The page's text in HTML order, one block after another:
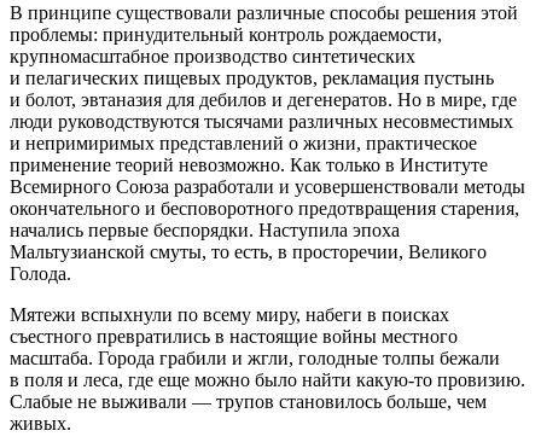
В принципе существовали различные способы решения этой
проблемы: принудительный контроль рождаемости,
крупномасштабное производство синтетических
и пелагических пищевых продуктов, рекламация пустынь
и болот, эвтаназия для дебилов и дегенератов. Но в мире, где
люди руководствуются тысячами различных несовместимых
и непримиримых представлений о жизни, практическое
применение теорий невозможно. Как только в Институте
Всемирного Союза разработали и усовершенствовали методы
окончательного и бесповоротного предотвращения старения,
начались первые беспорядки. Наступила эпоха
Мальтузианской смуты, то есть, в просторечии, Великого
Голода.
Мятежи вспыхнули по всему миру, набеги в поисках
съестного превратились в настоящие войны местного
масштаба. Города грабили и жгли, голодные толпы бежали
в поля и леса, где еще можно было найти какую-то провизию.
Слабые не выживали — трупов становилось больше, чем
живых.